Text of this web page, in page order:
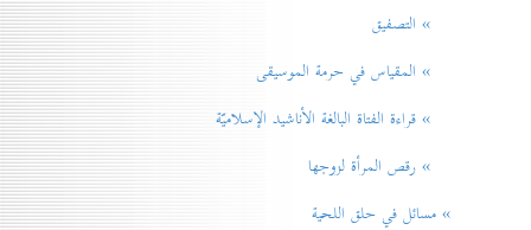
» التصفيق
» المقياس في حرمة الموسيقی
» قراءة الفتاة البالغة الأناشيد الإسلاميّة
» رقص المرأة لزوجها
» مسائل في حلق اللحية